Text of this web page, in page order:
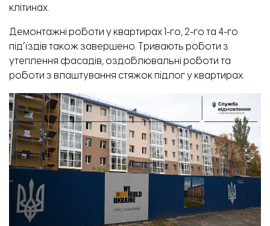
клітинах.
Демонтажні роботи у квартирах 1-го, 2-го та 4-го
під’їздів також завершено. Тривають роботи з
утеплення фасадів, оздоблювальні роботи та
роботи з влаштування стяжок підлог у квартирах.